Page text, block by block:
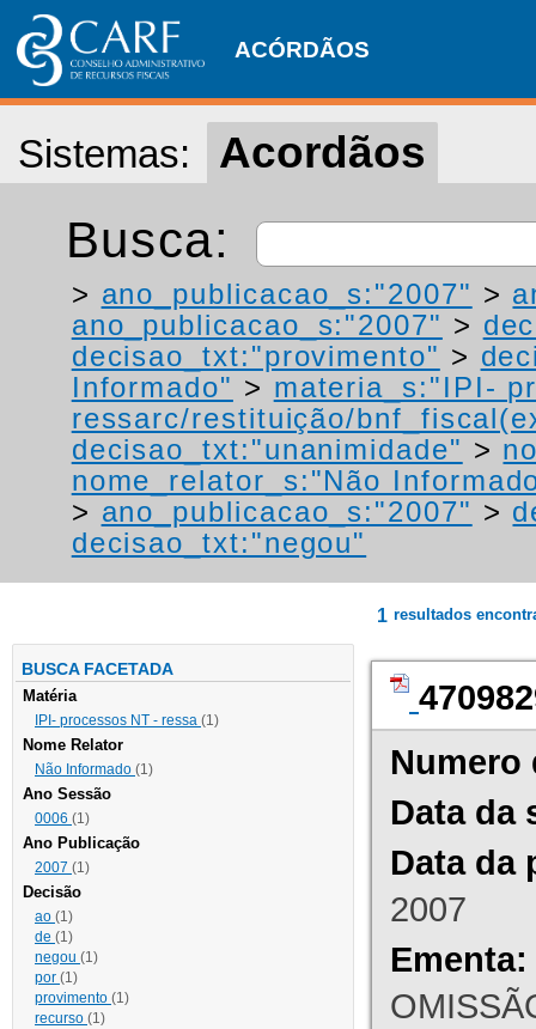
ACÓRDÃOS
Sistemas: Acordãos
Busca:
> ano_publicacao_s:"2007" >
ano_publicacao_s:"2007" >
decisao_txt:"provimento" >
Informado" > materia_s:"IPI-
ressarc/restituição/
decisao_txt:"unanimidade" >
nome_relator_s:"Não
> ano_publicacao_s:"2007" >
decisao_txt:"negou"
BUSCA FACETADA
Matéria
IPI- processos NT - ressa (1)
Nome Relator
Não Informado (1)
Ano Sessão
0006 (1)
Ano Publicação
2007 (1)
Decisão
ao (1)
de (1)
negou (1)
por (1)
provimento (1)
recurso (1)
1 resultados
Numero
Data da
Data da
2007
Ementa: